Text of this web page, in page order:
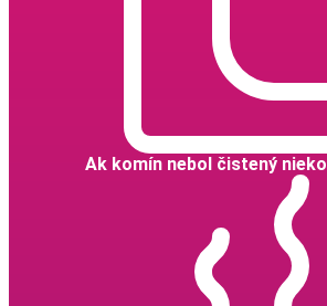
Ak komín nebol čistený